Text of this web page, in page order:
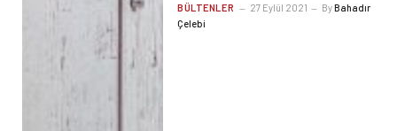
BÜLTENLER 27 Eylül 2021 ByBahadır
Çelebi